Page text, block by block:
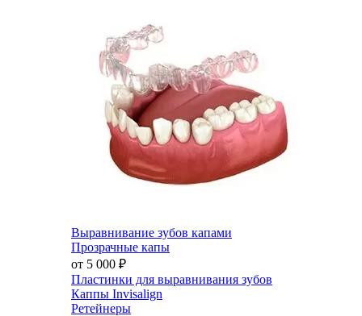
Выравнивание зубов капами
Прозрачные капы
от 5 000 ₽
Пластинки для выравнивания зубов
Каппы Invisalign
Ретейнеры